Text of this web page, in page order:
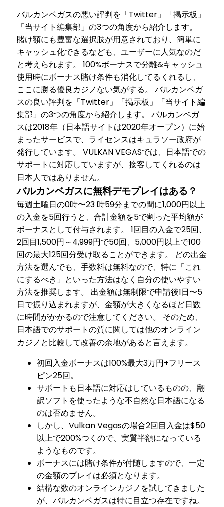
バルカンベガスの悪い評判を「Twitter」「掲示板」
「当サイト編集部」の3つの角度から紹介します。
賭け額にも豊富な選択肢が用意されており、簡単に
キャッシュ化できるなども、ユーザーに人気なのだ
と考えられます。 100%ボーナスで分離&キャッシュ
使用時にボーナス賭け条件も消化してるくれるし、
ここに勝る優良カジノない気がする。 バルカンベガ
スの良い評判を「Twitter」「掲示板」「当サイト編
集部」の3つの角度から紹介します。 バルカンベガ
スは2018年（日本語サイトは2020年オープン）に始
まったサービスで、ライセンスはキュラソー政府が
発行しています。 VULKAN VEGASでは、日本語での
サポートに対応していますが、接客してくれるのは
日本人ではありません。
バルカンベガスに無料デモプレイはある？
毎週土曜日の0時〜23 時59分までの間に1,000円以上
の入金を5回行うと、合計金額を5で割った平均額が
ボーナスとして付与されます。 1回目の入金で25回、
2回目1,500円～4,999円で50回、5,000円以上で100
回の最大125回分受け取ることができます。 どの出金
方法を選んでも、手数料は無料なので、特に「これ
にするべき」といった方法はなく自分の使いやすい
方法を推奨します。 出金額は無制限で申請後1日〜5
日で振り込まれますが、金額が大きくなるほど日数
に時間がかかるので注意してください。 そのため、
日本語でのサポートの質に関しては他のオンライン
カジノと比較して改善の余地があると言えます。
初回入金ボーナスは100%最大3万円+フリース
ピン25回。
サポートも日本語に対応はしているものの、翻
訳ソフトを使ったような不自然な日本語になる
のは否めません。
しかし、Vulkan Vegasの場合2回目入金は$50
以上で200%つくので、実質半額になっている
ようなものです。
ボーナスには賭け条件が付随しますので、一定
の金額のプレイは必須となります。
結構な数のオンラインカジノを試してきました
が、バルカンベガスは特に目立つ存在ですね。